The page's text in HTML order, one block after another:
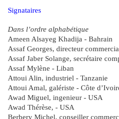
Signataires
Dans l’ordre alphabétique
Ameen Alsayeg Khadija - Bahrain
Assaf Georges, directeur
Assaf Jaber Solange, secrétaire
Assaf Mylène - Liban
Attoui Alin, industriel - Tanzanie
Attoui Amal, galériste - Côte
Awad Miguel, ingenieur - USA
Awad Thérèse, - USA
Berbery Michel, conseiller